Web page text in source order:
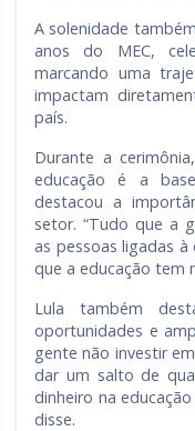
A solenidade
anos do MEC,
marcando uma
impactam
país.
Durante a
educação é a
destacou a
setor. “Tudo que a
as pessoas ligadas
que a educação tem
Lula também
oportunidades e
gente não investir
dar um salto de
dinheiro na
disse.